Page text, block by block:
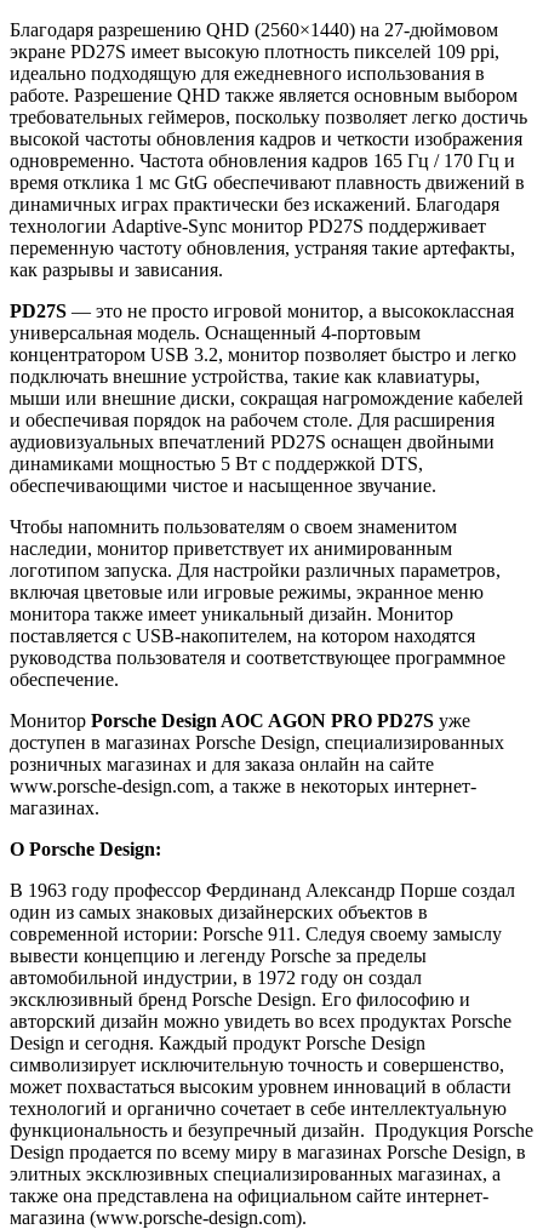
Благодаря разрешению QHD (2560×1440) на 27-дюймовом
экране PD27S имеет высокую плотность пикселей 109 ppi,
идеально подходящую для ежедневного использования в
работе. Разрешение QHD также является основным выбором
требовательных геймеров, поскольку позволяет легко достичь
высокой частоты обновления кадров и четкости изображения
одновременно. Частота обновления кадров 165 Гц / 170 Гц и
время отклика 1 мс GtG обеспечивают плавность движений в
динамичных играх практически без искажений. Благодаря
технологии Adaptive-Sync монитор PD27S поддерживает
переменную частоту обновления, устраняя такие артефакты,
как разрывы и зависания.
PD27S — это не просто игровой монитор, а высококлассная
универсальная модель. Оснащенный 4-портовым
концентратором USB 3.2, монитор позволяет быстро и легко
подключать внешние устройства, такие как клавиатуры,
мыши или внешние диски, сокращая нагромождение кабелей
и обеспечивая порядок на рабочем столе. Для расширения
аудиовизуальных впечатлений PD27S оснащен двойными
динамиками мощностью 5 Вт с поддержкой DTS,
обеспечивающими чистое и насыщенное звучание.
Чтобы напомнить пользователям о своем знаменитом
наследии, монитор приветствует их анимированным
логотипом запуска. Для настройки различных параметров,
включая цветовые или игровые режимы, экранное меню
монитора также имеет уникальный дизайн. Монитор
поставляется с USB-накопителем, на котором находятся
руководства пользователя и соответствующее программное
обеспечение.
Монитор Porsche Design AOC AGON PRO PD27S уже
доступен в магазинах Porsche Design, специализированных
розничных магазинах и для заказа онлайн на сайте
www.porsche-design.com, а также в некоторых интернет-
магазинах.
О Porsche Design:
В 1963 году профессор Фердинанд Александр Порше создал
один из самых знаковых дизайнерских объектов в
современной истории: Porsche 911. Следуя своему замыслу
вывести концепцию и легенду Porsche за пределы
автомобильной индустрии, в 1972 году он создал
эксклюзивный бренд Porsche Design. Его философию и
авторский дизайн можно увидеть во всех продуктах Porsche
Design и сегодня. Каждый продукт Porsche Design
символизирует исключительную точность и совершенство,
может похвастаться высоким уровнем инноваций в области
технологий и органично сочетает в себе интеллектуальную
функциональность и безупречный дизайн. Продукция Porsche
Design продается по всему миру в магазинах Porsche Design, в
элитных эксклюзивных специализированных магазинах, а
также она представлена на официальном сайте интернет-
магазина (www.porsche-design.com).